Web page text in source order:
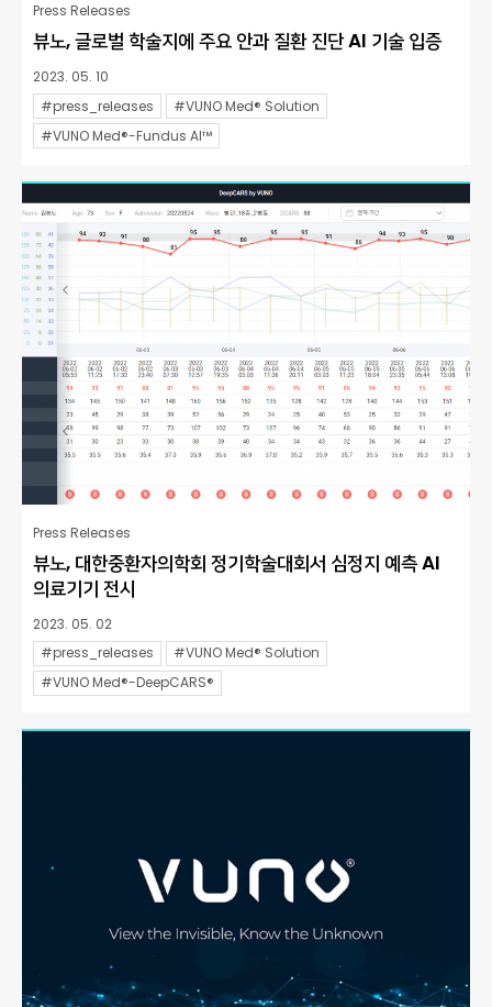
Press Releases
뷰노, 글로벌 학술지에 주요 안과 질환 진단 AI 기술 입증
2023. 05. 10
#press_releases
#VUNO Med® Solution
#VUNO Med®-Fundus AI™
Press Releases
뷰노, 대한중환자의학회 정기학술대회서 심정지 예측 AI
의료기기 전시
2023. 05. 02
#press_releases
#VUNO Med® Solution
#VUNO Med®-DeepCARS®